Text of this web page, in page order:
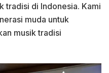
tradisi di Indonesia. Kami
muda untuk
musik tradisi